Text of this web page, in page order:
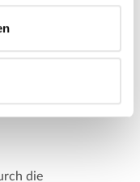
entlastet. Dies
der
wird die
mit einer Platte
die